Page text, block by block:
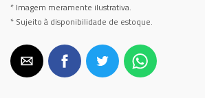
* Imagem meramente ilustrativa.
* Sujeito à disponibilidade de estoque.